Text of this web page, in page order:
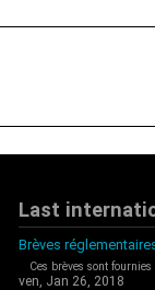
Last
Brèves
Ces brèves sont
ven, Jan 26, 2018